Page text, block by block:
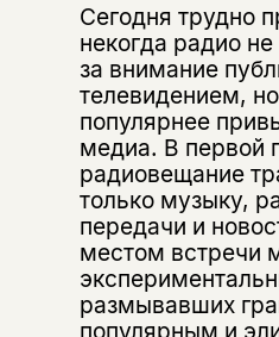
Сегодня трудно
некогда радио
за внимание
телевидением,
популярнее
медиа. В первой
радиовещание
только музыку,
передачи и
местом встречи
размывавших
популярным и
Этой книги